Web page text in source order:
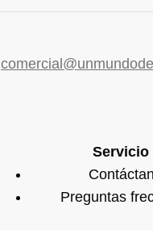
Servicio
Preguntas